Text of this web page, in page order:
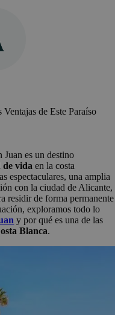
de Este Paraíso
Juan es un destino
de vida en la costa
espectaculares, una amplia
con la ciudad de Alicante,
residir de forma permanente
exploramos todo lo
y por qué es una de las
Blanca.